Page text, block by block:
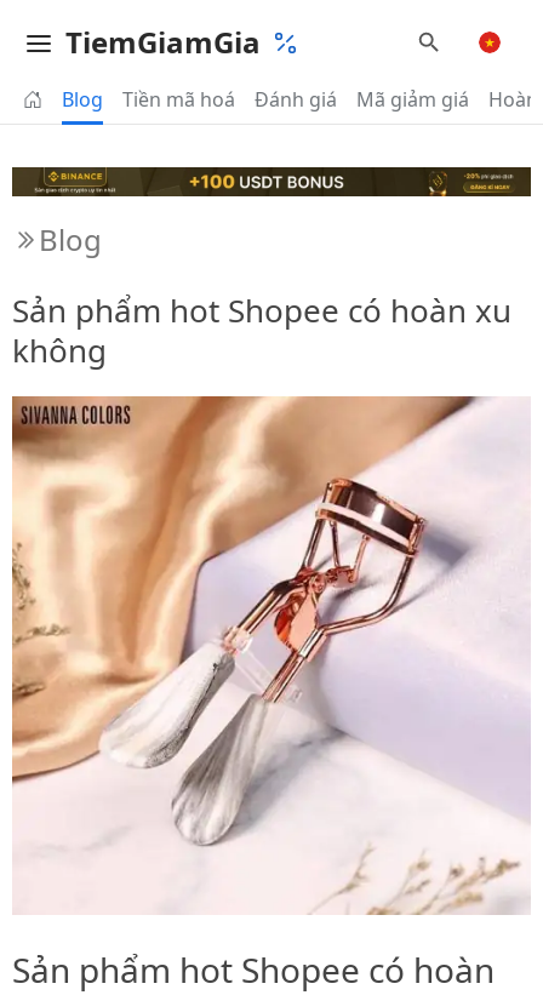
TiemGiamGia
Blog Tiền mã hoá Đánh giá Mã giảm giá
Blog
Sản phẩm hot Shopee có hoàn xu
không
Sản phẩm hot Shopee có hoàn